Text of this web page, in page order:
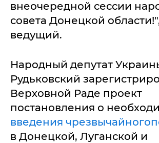
внеочередной сессии
совета Донецкой
ведущий.
Народный депутат
Рудьковский
Верховной Раде проект
постановления о
введения
в Донецкой, Луганской и